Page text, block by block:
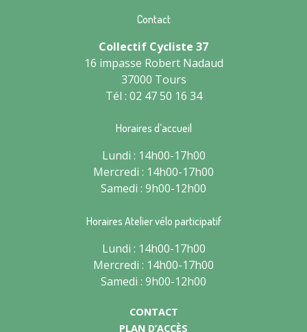
Contact
Collectif Cycliste 37
16 impasse Robert Nadaud
37000 Tours
Tél : 02 47 50 16 34
Horaires d’accueil
Lundi : 14h00-17h00
Mercredi : 14h00-17h00
Samedi : 9h00-12h00
Horaires Atelier vélo participatif
Lundi : 14h00-17h00
Mercredi : 14h00-17h00
Samedi : 9h00-12h00
CONTACT
PLAN D’ACCÈS